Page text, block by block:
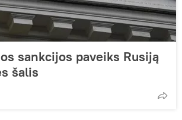
sankcijos paveiks Rusiją
šalis